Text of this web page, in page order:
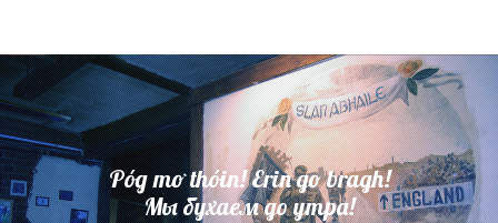
Póg mo thóin! Erin go bragh!
Мы бухаем до утра!